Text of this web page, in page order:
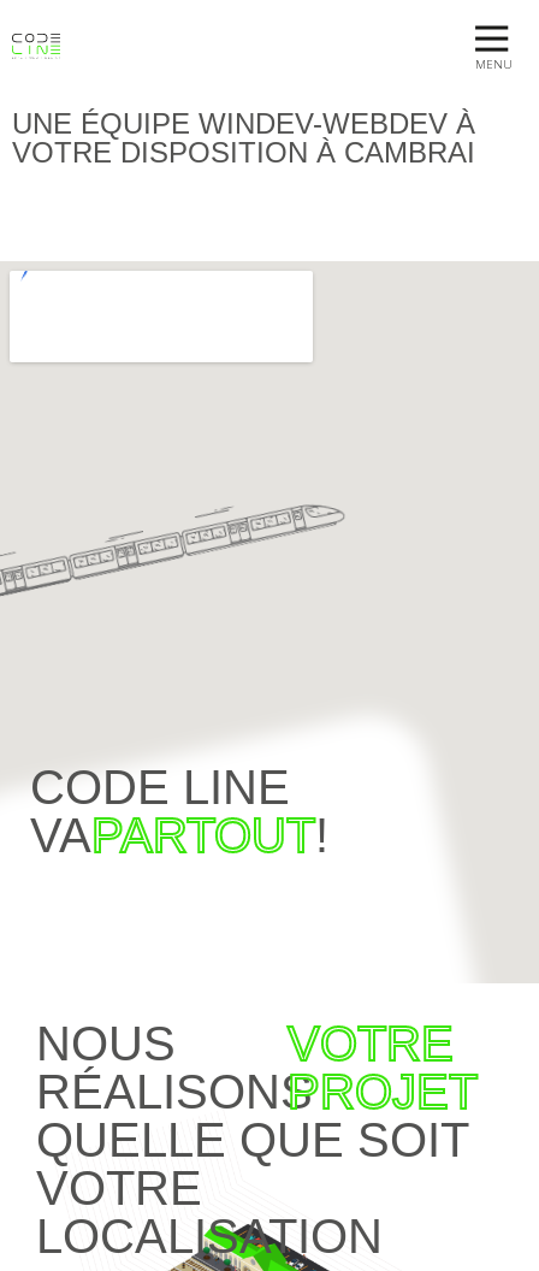
MENU
UNE ÉQUIPE WINDEV-WEBDEV À
VOTRE DISPOSITION À CAMBRAI
CODE LINE
VAPARTOUT!
NOUS
RÉALISONS
VOTRE
PROJET
QUELLE QUE SOIT
VOTRE
LOCALISATION